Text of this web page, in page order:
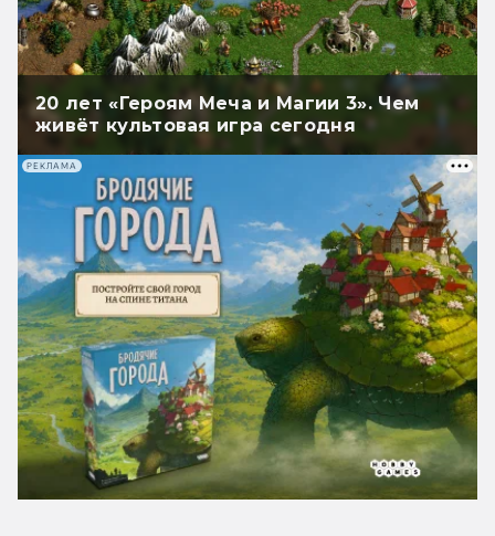
20 лет «Героям Меча и Магии 3». Чем
живёт культовая игра сегодня
РЕКЛАМА